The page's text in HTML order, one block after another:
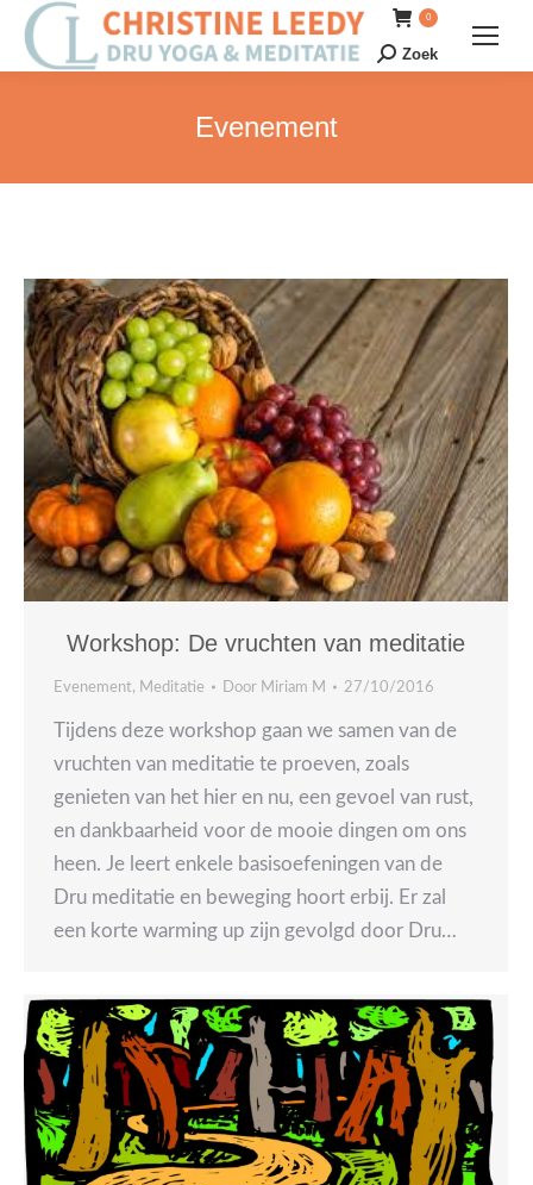
0
Zoeken:
Zoek
Evenement
Workshop: De vruchten van meditatie
Evenement, Meditatie Door Miriam M 27/10/2016
Tijdens deze workshop gaan we samen van de
vruchten van meditatie te proeven, zoals
genieten van het hier en nu, een gevoel van rust,
en dankbaarheid voor de mooie dingen om ons
heen. Je leert enkele basisoefeningen van de
Dru meditatie en beweging hoort erbij. Er zal
een korte warming up zijn gevolgd door Dru…